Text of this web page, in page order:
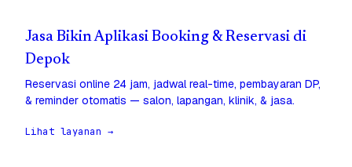
Jasa Bikin Aplikasi Booking & Reservasi di
Depok
Reservasi online 24 jam, jadwal real-time, pembayaran DP,
& reminder otomatis — salon, lapangan, klinik, & jasa.
Lihat layanan →